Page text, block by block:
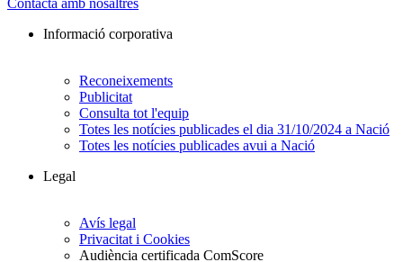
Contacta amb nosaltres
Informació corporativa
Reconeixements
Publicitat
Consulta tot l'equip
Totes les notícies publicades el dia 31/10/2024 a Nació
Totes les notícies publicades avui a Nació
Legal
Avís legal
Privacitat i Cookies
Audiència certificada ComScore